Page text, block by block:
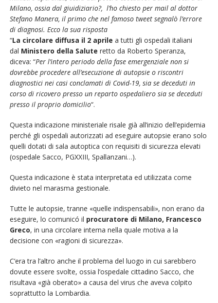
Milano, ossia dal giuidiziario?, l’ho chiesto per mail al dottor
Stefano Manera, il primo che nel famoso tweet segnalò l’errore
di diagnosi. Ecco la sua risposta
“La circolare diffusa il 2 aprile a tutti gli ospedali italiani
dal Ministero della Salute retto da Roberto Speranza,
diceva: “Per l’intero periodo della fase emergenziale non si
dovrebbe procedere all’esecuzione di autopsie o riscontri
diagnostici nei casi conclamati di Covid-19, sia se deceduti in
corso di ricovero presso un reparto ospedaliero sia se deceduti
presso il proprio domicilio“.
Questa indicazione ministeriale risale già all’inizio dell’epidemia
perché gli ospedali autorizzati ad eseguire autopsie erano solo
quelli dotati di sala autoptica con requisiti di sicurezza elevati
(ospedale Sacco, PGXXIII, Spallanzani…).
Questa indicazione è stata interpretata ed utilizzata come
divieto nel marasma gestionale.
Tutte le autopsie, tranne «quelle indispensabili», non erano da
eseguire, lo comunicó il procuratore di Milano, Francesco
Greco, in una circolare interna nella quale motiva a la
decisione con «ragioni di sicurezza».
C’era tra l’altro anche il problema del luogo in cui sarebbero
dovute essere svolte, ossia l’ospedale cittadino Sacco, che
risultava «già oberato» a causa del virus che aveva colpito
soprattutto la Lombardia.